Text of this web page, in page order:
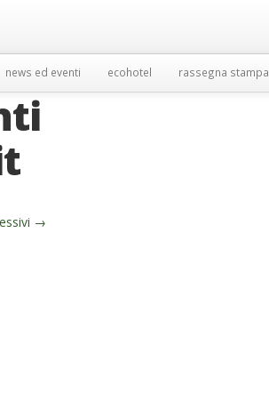
news ed eventi ecohotel rassegna stampa
→